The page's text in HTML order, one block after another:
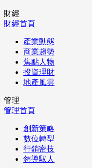
財經
財經首頁
產業動態
商業趨勢
焦點人物
投資理財
地產風雲
管理
管理首頁
創新策略
數位轉型
行銷密技
領導馭人